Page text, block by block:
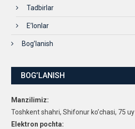
Tadbirlar
E’lonlar
Bog’lanish
BOG’LANISH
Manzilimiz:
Toshkent shahri, Shifonur ko’chasi, 75 uy
Elektron pochta: